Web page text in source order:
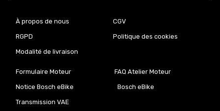
À propos de nous CGV
RGPD Politique des cookies
Modalité de livraison
Formulaire Moteur FAQ Atelier Moteur
Notice Bosch eBike Bosch eBike
Transmission VAE